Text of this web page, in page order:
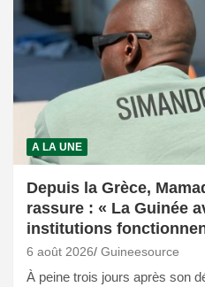
A LA UNE
Depuis la Grèce,
rassure : « La Guinée
institutions
6 août 2026 Guineesource
À peine trois jours après son